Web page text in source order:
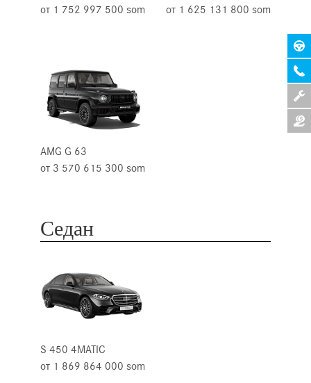
от 1 752 997 500 som
от 1 625 131 800 som
AMG G 63
от 3 570 615 300 som
Седан
S 450 4MATIC
от 1 869 864 000 som